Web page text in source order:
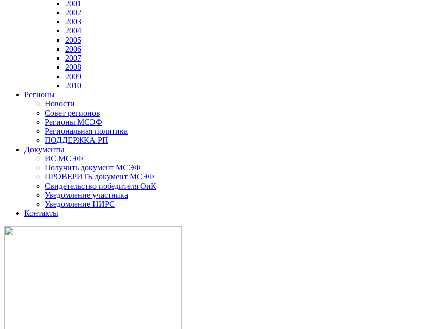
2001
2002
2003
2004
2005
2006
2007
2008
2009
2010
Регионы
Новости
Совет регионов
Регионы МСЭФ
Региональная политика
ПОДДЕРЖКА РП
Документы
ИС МСЭФ
Получить документ МСЭФ
ПРОВЕРИТЬ документ МСЭФ
Свидетельство победителя ОиК
Уведомление участника
Уведомление НИРС
Контакты